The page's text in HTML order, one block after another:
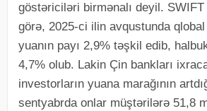
göstəriciləri birmənalı deyil. SWIFT
görə, 2025-ci ilin avqustunda
yuanın payı 2,9% təşkil edib,
4,7% olub. Lakin Çin bankları
investorların yuana marağının
sentyabrda onlar müştərilərə 51,8